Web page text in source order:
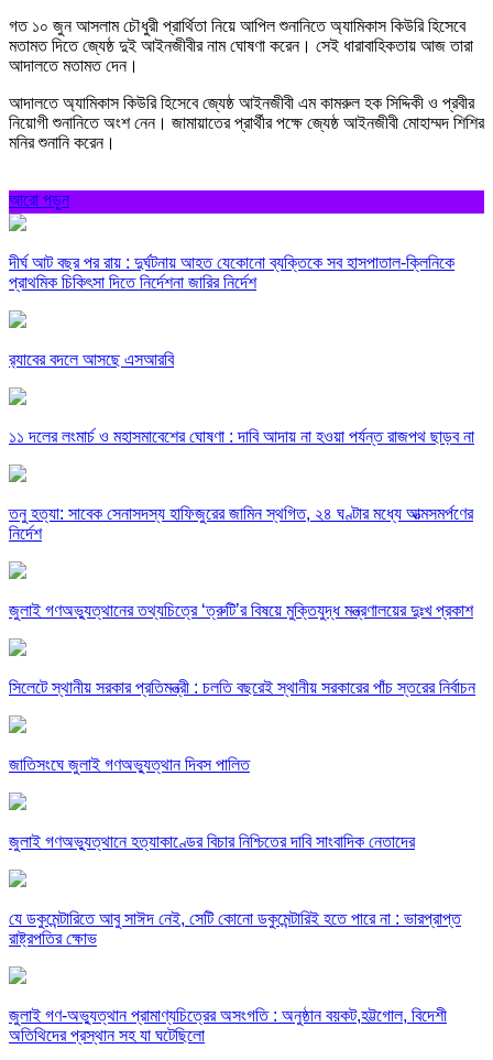
গত ১০ জুন আসলাম চৌধুরী প্রার্থিতা নিয়ে আপিল শুনানিতে অ্যামিকাস কিউরি হিসেবে
মতামত দিতে জ্যেষ্ঠ দুই আইনজীবীর নাম ঘোষণা করেন। সেই ধারাবাহিকতায় আজ তারা
আদালতে মতামত দেন।
আদালতে অ্যামিকাস কিউরি হিসেবে জ্যেষ্ঠ আইনজীবী এম কামরুল হক সিদ্দিকী ও প্রবীর
নিয়োগী শুনানিতে অংশ নেন। জামায়াতের প্রার্থীর পক্ষে জ্যেষ্ঠ আইনজীবী মোহাম্মদ শিশির
মনির শুনানি করেন।
আরো পড়ুন
দীর্ঘ আট বছর পর রায় : দুর্ঘটনায় আহত যেকোনো ব্যক্তিকে সব হাসপাতাল-ক্লিনিকে
প্রাথমিক চিকিৎসা দিতে নির্দেশনা জারির নির্দেশ
র‍্যাবের বদলে আসছে এসআরবি
১১ দলের লংমার্চ ও মহাসমাবেশের ঘোষণা : দাবি আদায় না হওয়া পর্যন্ত রাজপথ ছাড়ব না
তনু হত্যা: সাবেক সেনাসদস্য হাফিজুরের জামিন স্থগিত, ২৪ ঘণ্টার মধ্যে আত্মসমর্পণের
নির্দেশ
জুলাই গণঅভ্যুত্থানের তথ্যচিত্রে ‘ত্রুটি’র বিষয়ে মুক্তিযুদ্ধ মন্ত্রণালয়ের দুঃখ প্রকাশ
সিলেটে স্থানীয় সরকার প্রতিমন্ত্রী : চলতি বছরেই স্থানীয় সরকারের পাঁচ স্তরের নির্বাচন
জাতিসংঘে জুলাই গণঅভ্যুত্থান দিবস পালিত
জুলাই গণঅভ্যুত্থানে হত্যাকাণ্ডের বিচার নিশ্চিতের দাবি সাংবাদিক নেতাদের
যে ডকুমেন্টারিতে আবু সাঈদ নেই, সেটি কোনো ডকুমেন্টারিই হতে পারে না : ভারপ্রাপ্ত
রাষ্ট্রপতির ক্ষোভ
জুলাই গণ-অভ্যুত্থান প্রামাণ্যচিত্রের অসংগতি : অনুষ্ঠান বয়কট,হট্টগোল, বিদেশী
অতিথিদের প্রস্থান সহ যা ঘটেছিলো